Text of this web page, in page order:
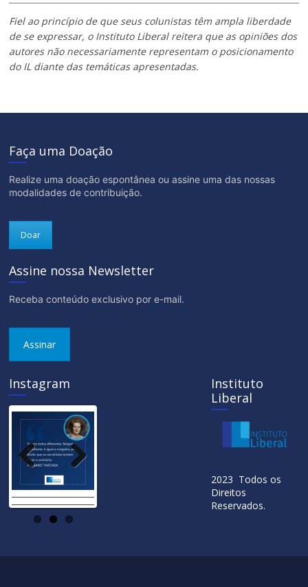
Fiel ao princípio de que seus colunistas têm ampla liberdade
de se expressar, o Instituto Liberal reitera que as opiniões dos
autores não necessariamente representam o posicionamento
do IL diante das temáticas apresentadas.
Faça uma Doação
Realize uma doação espontânea ou assine uma das nossas
modalidades de contribuição.
Doar
Assine nossa Newsletter
Receba conteúdo exclusivo por e-mail.
Assinar
Instagram
ous
Instituto
Liberal
2023 Todos os
Direitos
Reservados.